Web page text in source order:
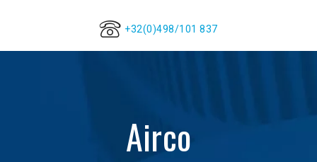
+32(0)498/101 837
Airco